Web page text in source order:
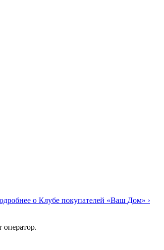
о Клубе покупателей «Ваш Дом» ›
оператор.